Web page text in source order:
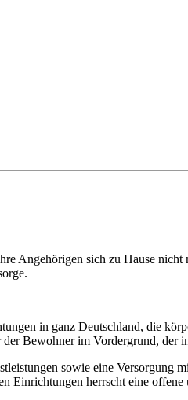
Angehörigen sich zu Hause
in ganz Deutschland, die
Bewohner im Vordergrund,
sowie eine Versorgung
Einrichtungen herrscht eine